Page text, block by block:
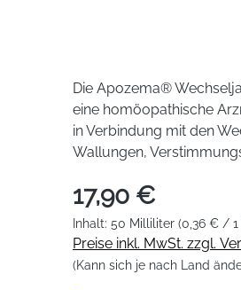
Die Apozema®
eine homöopathische
in Verbindung mit den
Wallungen,
17,90 €
Inhalt: 50 Milliliter (0,36 € /
Preise inkl. MwSt. zzgl.
(Kann sich je nach Land